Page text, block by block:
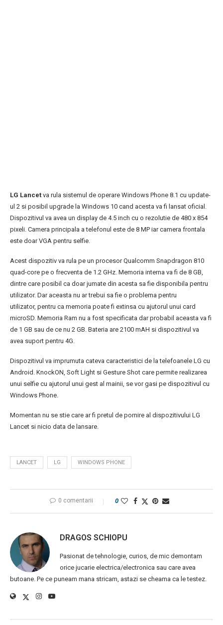
LG Lancet va rula sistemul de operare Windows Phone 8.1 cu update-
ul 2 si posibil upgrade la Windows 10 cand acesta va fi lansat oficial.
Dispozitivul va avea un display de 4.5 inch cu o rezolutie de 480 x 854
pixeli. Camera principala a telefonul este de 8 MP iar camera frontala
este doar VGA pentru selfie.
Acest dispozitiv va rula pe un procesor Qualcomm Snapdragon 810
quad-core pe o frecventa de 1.2 GHz. Memoria interna va fi de 8 GB,
dintre care posibil ca doar jumate din acesta sa fie disponibila pentru
utilizator. Dar aceasta nu ar trebui sa fie o problema pentru
utilizator, pentru ca memoria poate fi extinsa cu ajutorul unui card
microSD. Memoria Ram nu a fost specificata dar probabil aceasta va fi
de 1 GB sau de ce nu 2 GB. Bateria are 2100 mAH si dispozitivul va
avea suport pentru 4G.
Dispozitivul va imprumuta cateva caracteristici de la telefoanele LG cu
Android. KnockON, Soft Light si Gesture Shot care permite realizarea
unui selfie cu ajutorul unui gest al mainii, se vor gasi pe dispozitivul cu
Windows Phone.
Momentan nu se stie care ar fi pretul de pornire al dispozitivului LG
Lancet si nicio data de lansare.
LANCET LG WINDOWS PHONE
0 comentarii 0
DRAGOS SCHIOPU
Pasionat de tehnologie, curios, de mic demontam
orice jucarie electrica/electronica sau care avea
butoane. Pe ce puneam mana stricam, astazi se cheama ca le testez.